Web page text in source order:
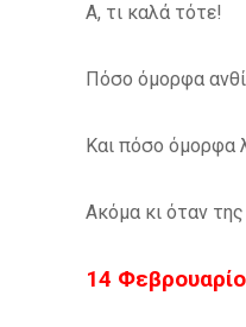
Α, τι καλά τότε!
Πόσο όμορφα
Και πόσο όμορφα
Ακόμα κι όταν
14